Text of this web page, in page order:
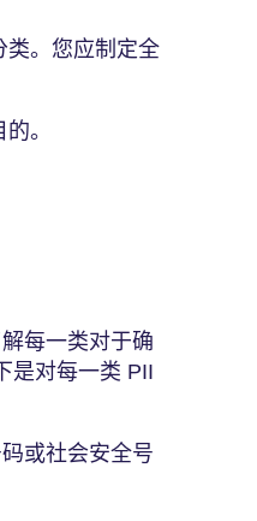
类。您应制定全
的。
每一类对于确
是对每一类 PII
或社会安全号